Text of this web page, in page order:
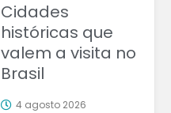
Cidades
históricas que
valem a visita no
Brasil
4 agosto 2026